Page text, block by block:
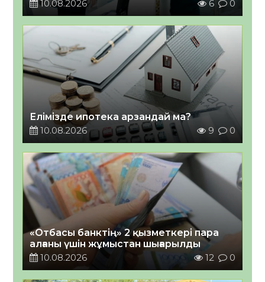
10.08.2026 6 0
Елімізде ипотека арзандай ма?
10.08.2026
9 0
«Отбасы банктің» 2 қызметкері пара
алғаны үшін жұмыстан шығарылды
10.08.2026
12 0